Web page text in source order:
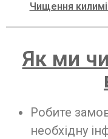
Чищення
Як ми
Робите
необхідну